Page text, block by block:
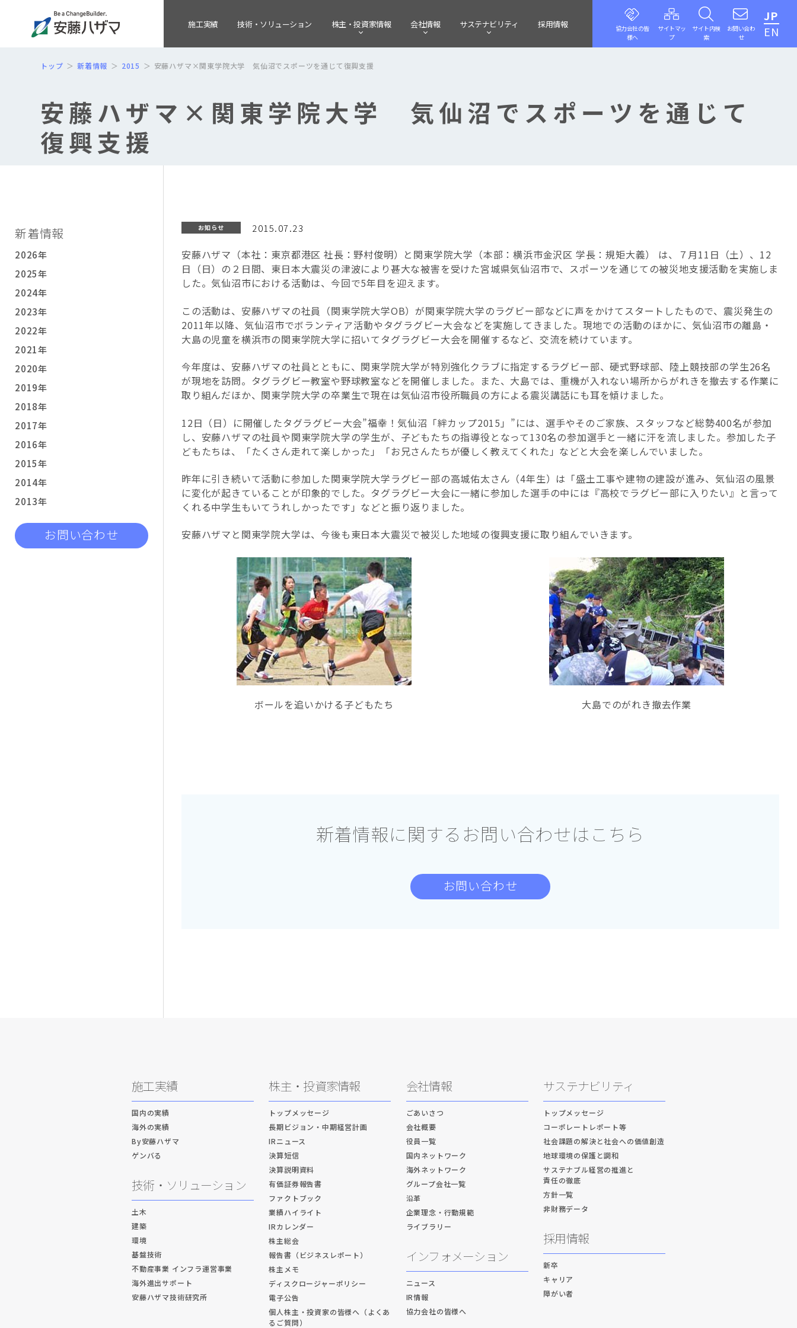
施工実績 技術・ ソリューション 株主・投資家情報 会社情報 サステナビリティ 採用情報
協力会社の皆
様へ
サイトマッ
プ
サイト内検
索
お問い合わ
せ
JP
EN
トップ 新着情報 2015 安藤ハザマ×関東学院大学 気仙沼でスポーツを通じて復興支援
安藤ハザマ×関東学院大学 気仙沼でスポーツを通じて
復興支援
新着情報
2026年
2025年
2024年
2023年
2022年
2021年
2020年
2019年
2018年
2017年
2016年
2015年
2014年
2013年
お問い合わせ
お知らせ 2015.07.23
安藤ハザマ（本社：東京都港区 社長：野村俊明）と関東学院大学（本部：横浜市金沢区 学長：規矩大義） は、７月11日（土）、12
日（日）の２日間、東日本大震災の津波により甚大な被害を受けた宮城県気仙沼市で、スポーツを通じての被災地支援活動を実施しま
した。気仙沼市における活動は、今回で5年目を迎えます。
この活動は、安藤ハザマの社員（関東学院大学OB）が関東学院大学のラグビー部などに声をかけてスタートしたもので、震災発生の
2011年以降、気仙沼市でボランティア活動やタグラグビー大会などを実施してきました。現地での活動のほかに、気仙沼市の離島・
大島の児童を横浜市の関東学院大学に招いてタグラグビー大会を開催するなど、交流を続けています。
今年度は、安藤ハザマの社員とともに、関東学院大学が特別強化クラブに指定するラグビー部、硬式野球部、陸上競技部の学生26名
が現地を訪問。タグラグビー教室や野球教室などを開催しました。また、大島では、重機が入れない場所からがれきを撤去する作業に
取り組んだほか、関東学院大学の卒業生で現在は気仙沼市役所職員の方による震災講話にも耳を傾けました。
12日（日）に開催したタグラグビー大会”福幸！気仙沼「絆カップ2015」”には、選手やそのご家族、スタッフなど総勢400名が参加
し、安藤ハザマの社員や関東学院大学の学生が、子どもたちの指導役となって130名の参加選手と一緒に汗を流しました。参加した子
どもたちは、「たくさん走れて楽しかった」「お兄さんたちが優しく教えてくれた」などと大会を楽しんでいました。
昨年に引き続いて活動に参加した関東学院大学ラグビー部の高城佑太さん（4年生）は「盛土工事や建物の建設が進み、気仙沼の風景
に変化が起きていることが印象的でした。タグラグビー大会に一緒に参加した選手の中には『高校でラグビー部に入りたい』と言って
くれる中学生もいてうれしかったです」などと振り返りました。
安藤ハザマと関東学院大学は、今後も東日本大震災で被災した地域の復興支援に取り組んでいきます。
ボールを追いかける子どもたち 大島でのがれき撤去作業
新着情報に関する お問い合わせはこちら
お問い合わせ
施工実績
国内の実績
海外の実績
By安藤ハザマ
ゲンバる
技術・ソリューション
土木
建築
環境
基盤技術
不動産事業 インフラ運営事業
海外進出サポート
安藤ハザマ技術研究所
株主・投資家情報
トップメッセージ
長期ビジョン・中期経営計画
IRニュース
決算短信
決算説明資料
有価証券報告書
ファクトブック
業績ハイライト
IRカレンダー
株主総会
報告書（ビジネスレポート）
株主メモ
ディスクロージャーポリシー
電子公告
個人株主・投資家の皆様へ（よくあ
るご質問）
会社情報
ごあいさつ
会社概要
役員一覧
国内ネットワーク
海外ネットワーク
グループ会社一覧
沿革
企業理念・行動規範
ライブラリー
インフォメーション
ニュース
IR情報
協力会社の皆様へ
サステナビリティ
トップメッセージ
コーポレートレポート等
社会課題の解決と社会への価値創造
地球環境の保護と調和
サステナブル経営の推進と
責任の徹底
方針一覧
非財務データ
採用情報
新卒
キャリア
障がい者